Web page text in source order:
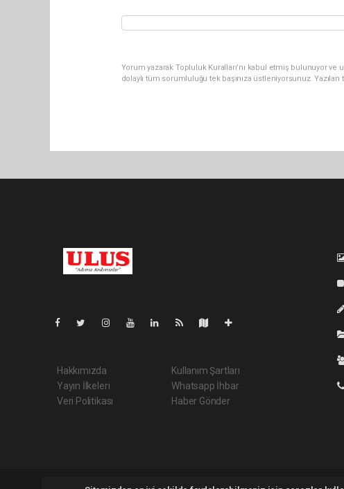
Yorum yazarak Topluluk Kuralları’nı kabul etmiş bulunuyor
dolaylı tüm sorumluluğu tek başınıza üstleniyorsunuz.
Hakkımızda
Yayın İlkeleri
Veri Politikası
Kullanım Şartları
Whatsapp İhbar
Haber Gönder